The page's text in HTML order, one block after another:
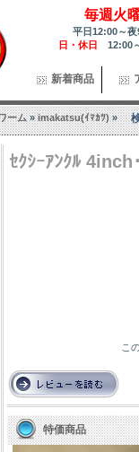
毎週火
平日12:00～
日・休日 12:00
新着商品
ーム»imakatsu(ｲﾏｶﾂ)»
ｾｸｼｰｱﾝｸﾙ 4inch
こ
特価商品